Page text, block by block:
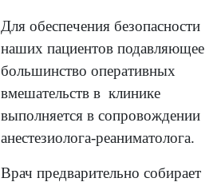
Для обеспечения безопасности
наших пациентов подавляющее
большинство оперативных
вмешательств в клинике
выполняется в сопровождении
анестезиолога-реаниматолога.
Врач предварительно собирает